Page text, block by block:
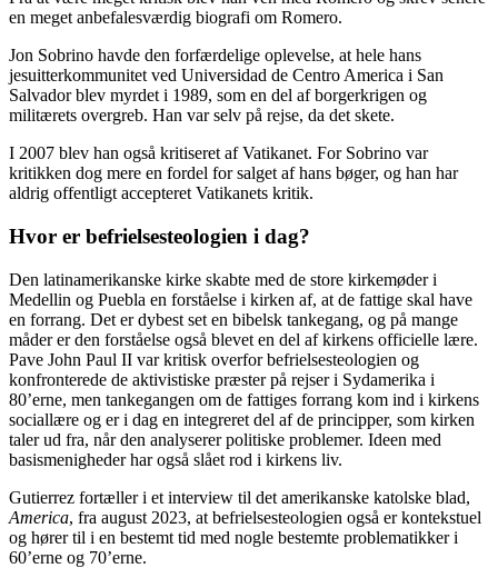
en meget anbefalesværdig biografi om Romero.
Jon Sobrino havde den forfærdelige oplevelse, at hele hans
jesuitterkommunitet ved Universidad de Centro America i San
Salvador blev myrdet i 1989, som en del af borgerkrigen og
militærets overgreb. Han var selv på rejse, da det skete.
I 2007 blev han også kritiseret af Vatikanet. For Sobrino var
kritikken dog mere en fordel for salget af hans bøger, og han har
aldrig offentligt accepteret Vatikanets kritik.
Hvor er befrielsesteologien i dag?
Den latinamerikanske kirke skabte med de store kirkemøder i
Medellin og Puebla en forståelse i kirken af, at de fattige skal have
en forrang. Det er dybest set en bibelsk tankegang, og på mange
måder er den forståelse også blevet en del af kirkens officielle lære.
Pave John Paul II var kritisk overfor befrielsesteologien og
konfronterede de aktivistiske præster på rejser i Sydamerika i
80’erne, men tankegangen om de fattiges forrang kom ind i kirkens
sociallære og er i dag en integreret del af de principper, som kirken
taler ud fra, når den analyserer politiske problemer. Ideen med
basismenigheder har også slået rod i kirkens liv.
Gutierrez fortæller i et interview til det amerikanske katolske blad,
America, fra august 2023, at befrielsesteologien også er kontekstuel
og hører til i en bestemt tid med nogle bestemte problematikker i
60’erne og 70’erne.